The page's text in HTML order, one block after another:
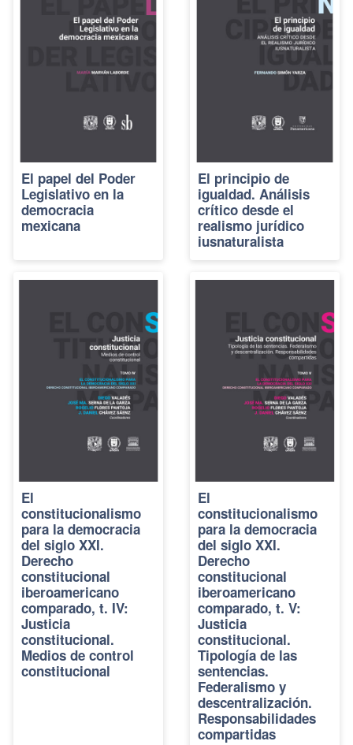
El papel del Poder
Legislativo en la
democracia
mexicana
El principio de
igualdad. Análisis
crítico desde el
realismo jurídico
iusnaturalista
El
constitucionalismo
para la democracia
del siglo XXI.
Derecho
constitucional
iberoamericano
comparado, t. IV:
Justicia
constitucional.
Medios de control
constitucional
El
constitucionalismo
para la democracia
del siglo XXI.
Derecho
constitucional
iberoamericano
comparado, t. V:
Justicia
constitucional.
Tipología de las
sentencias.
Federalismo y
descentralización.
Responsabilidades
compartidas